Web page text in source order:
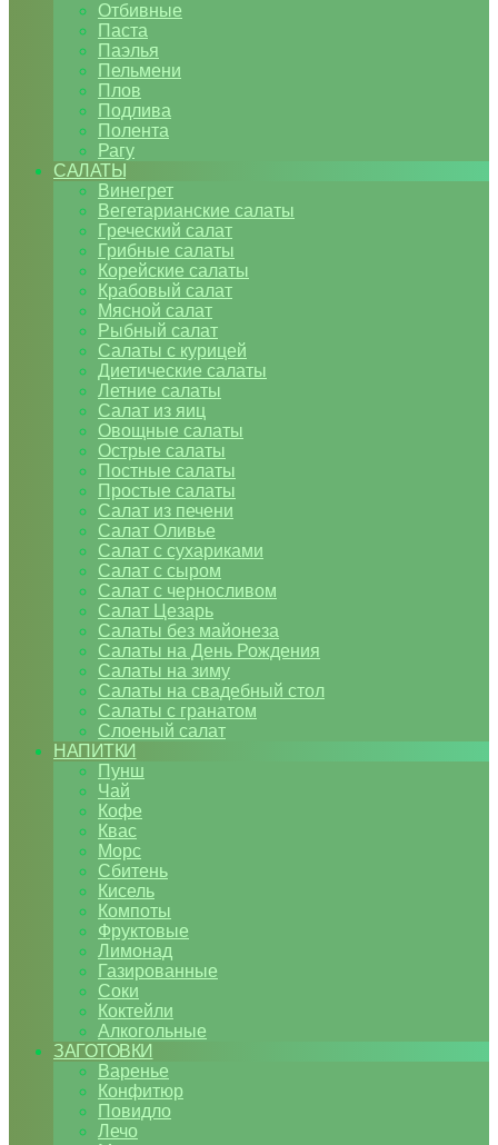
Отбивные
Паста
Паэлья
Пельмени
Плов
Подлива
Полента
Рагу
САЛАТЫ
Винегрет
Вегетарианские салаты
Греческий салат
Грибные салаты
Корейские салаты
Крабовый салат
Мясной салат
Рыбный салат
Салаты с курицей
Диетические салаты
Летние салаты
Салат из яиц
Овощные салаты
Острые салаты
Постные салаты
Простые салаты
Салат из печени
Салат Оливье
Салат с сухариками
Салат с сыром
Салат с черносливом
Салат Цезарь
Салаты без майонеза
Салаты на День Рождения
Салаты на зиму
Салаты на свадебный стол
Салаты с гранатом
Слоеный салат
НАПИТКИ
Пунш
Чай
Кофе
Квас
Морс
Сбитень
Кисель
Компоты
Фруктовые
Лимонад
Газированные
Соки
Коктейли
Алкогольные
ЗАГОТОВКИ
Варенье
Конфитюр
Повидло
Лечо